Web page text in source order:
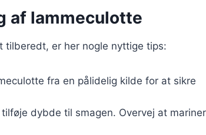
af lammeculotte
tilberedt, er her nogle nyttige tips:
fra en pålidelig kilde for at sikre
dybde til smagen. Overvej at